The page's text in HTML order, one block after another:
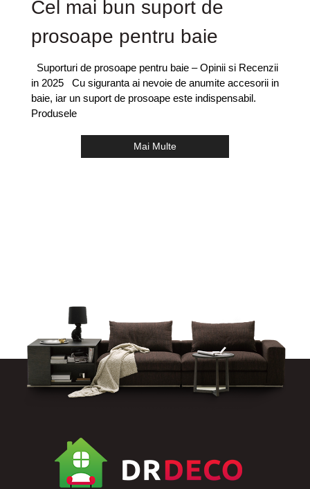
Cel mai bun suport de
prosoape pentru baie
Suporturi de prosoape pentru baie – Opinii si Recenzii
in 2025 Cu siguranta ai nevoie de anumite accesorii in
baie, iar un suport de prosoape este indispensabil.
Produsele
Mai Multe